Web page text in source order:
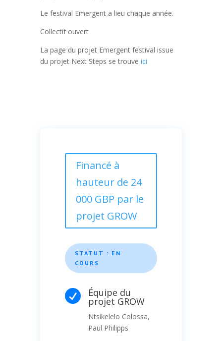
Le festival Emergent a lieu chaque année.
Collectif ouvert
La page du projet Emergent festival issue
du projet Next Steps se trouve ici
Financé à
hauteur de 24
000 GBP par le
projet GROW
STATUT : EN
COURS
 Équipe du
projet GROW
Ntsikelelo Colossa,
Paul Philipps